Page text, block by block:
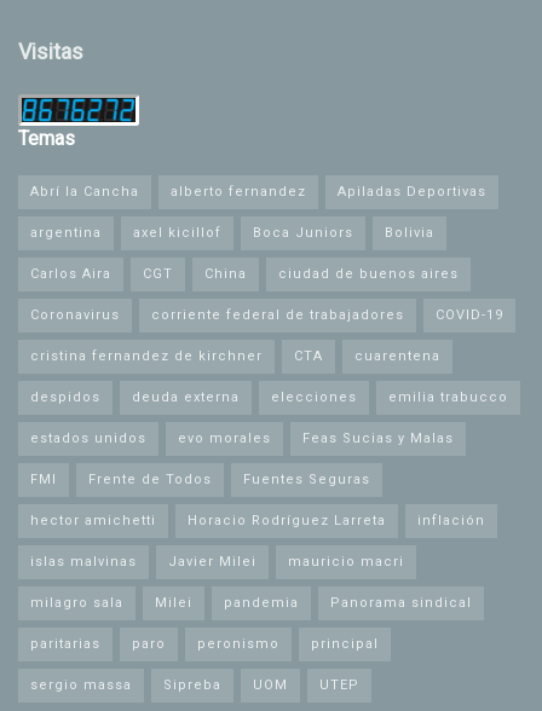
Visitas
Temas
Abrí la Cancha alberto fernandez Apiladas Deportivas
argentina axel kicillof Boca Juniors Bolivia
Carlos Aira CGT China ciudad de buenos aires
Coronavirus corriente federal de trabajadores COVID-19
cristina fernandez de kirchner CTA cuarentena
despidos deuda externa elecciones emilia trabucco
estados unidos evo morales Feas Sucias y Malas
FMI Frente de Todos Fuentes Seguras
hector amichetti Horacio Rodríguez Larreta inflación
islas malvinas Javier Milei mauricio macri
milagro sala Milei pandemia Panorama sindical
paritarias paro peronismo principal
sergio massa Sipreba UOM UTEP